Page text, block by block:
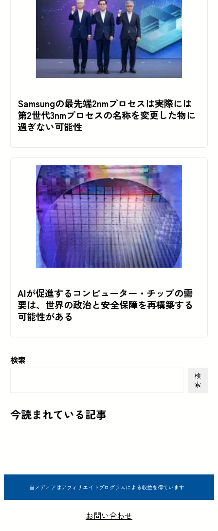
Samsungの最先端2nmプロセスは実際には
第2世代3nmプロセスの名称を変更した物に
過ぎない可能性
AIが促進するコンピューター・チップの需
要は、世界の政治と安全保障を再構築する
可能性がある
検索
検
索
今読まれている記事
当メディアはアフィリエイトプログラムによる収益を得ています
お問い合わせ